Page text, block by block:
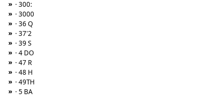
» · 300:
» · 3000
» · 36 Q
» · 37'2
» · 39 S
» · 4 DO
» · 47 R
» · 48 H
» · 49TH
» · 5 BA